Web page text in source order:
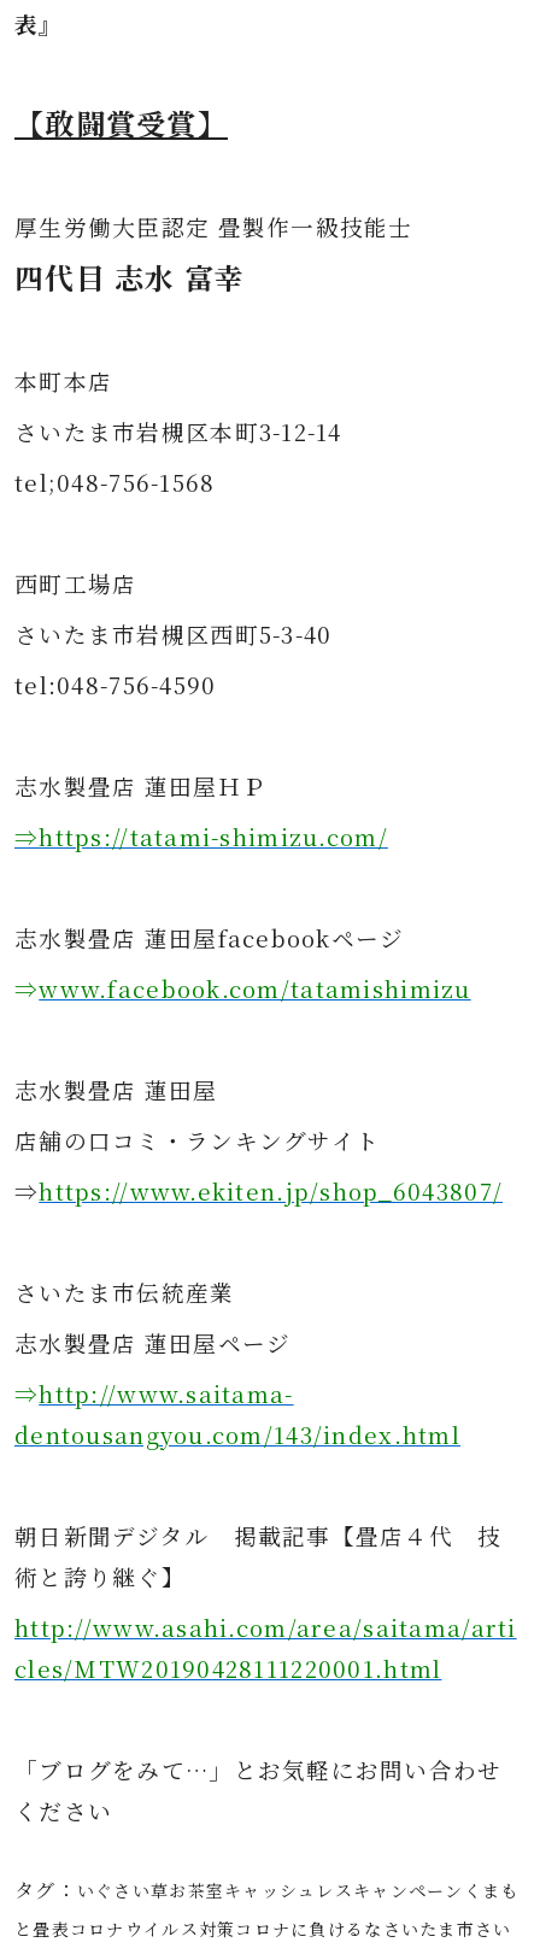
表』
【敢闘賞受賞】
厚生労働大臣認定 畳製作一級技能士
四代目 志水 富幸
本町本店
さいたま市岩槻区本町3-12-14
tel;048-756-1568
西町工場店
さいたま市岩槻区西町5-3-40
tel:048-756-4590
志水製畳店 蓮田屋ＨＰ
⇒https://tatami-shimizu.com/
志水製畳店 蓮田屋facebookページ
⇒www.facebook.com/tatamishimizu
志水製畳店 蓮田屋
店舗の口コミ・ランキングサイト
⇒https://www.ekiten.jp/shop_6043807/
さ いたま市伝統産業
志水製畳店 蓮田屋ページ
⇒http://www.saitama-
dentousangyou.com/143/index.html
朝日新聞デジタル 掲載記事 【畳店４代 技
術と誇り継ぐ】
http://www.asahi.com/area/saitama/arti
cles/MTW20190428111220001.html
「ブログをみて…」とお気軽にお問い合わせ
ください
タグ： いぐさ い草お茶室キャッシュレスキャンペーン くまも
と畳表 コロナウイルス対策 コロナに負けるな さいたま市 さい